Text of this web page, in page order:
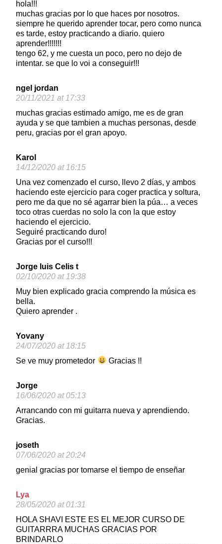
hola!!!
muchas gracias por lo que haces por nosotros.
siempre he querido aprender tocar, pero como nunca
es tarde, estoy practicando a diario. quiero
aprender!!!!!!!
tengo 62, y me cuesta un poco, pero no dejo de
intentar. se que lo voi a conseguir!!!
ngel jordan
20/11/2021 at 17:33
muchas gracias estimado amigo, me es de gran
ayuda y se que tambien a muchas personas, desde
peru, gracias por el gran apoyo.
Karol
14/12/2020 at 16:15
Una vez comenzado el curso, llevo 2 días, y ambos
haciendo este ejercicio para coger practica y soltura,
pero me da que no sé agarrar bien la púa… a veces
toco otras cuerdas no solo la con la que estoy
haciendo el ejercicio.
Seguiré practicando duro!
Gracias por el curso!!!
Jorge luis Celis t
02/10/2020 at 19:38
Muy bien explicado gracia comprendo la música es
bella.
Quiero aprender .
Yovany
24/07/2020 at 18:15
Se ve muy prometedor
Gracias !!
Jorge
16/06/2020 at 05:13
Arrancando con mi guitarra nueva y aprendiendo.
Gracias.
joseth
07/06/2020 at 20:24
genial gracias por tomarse el tiempo de enseñar
Lya
28/05/2020 at 01:31
HOLA SHAVI ESTE ES EL MEJOR CURSO DE
GUITARRRA MUCHAS GRACIAS POR
BRINDARLO